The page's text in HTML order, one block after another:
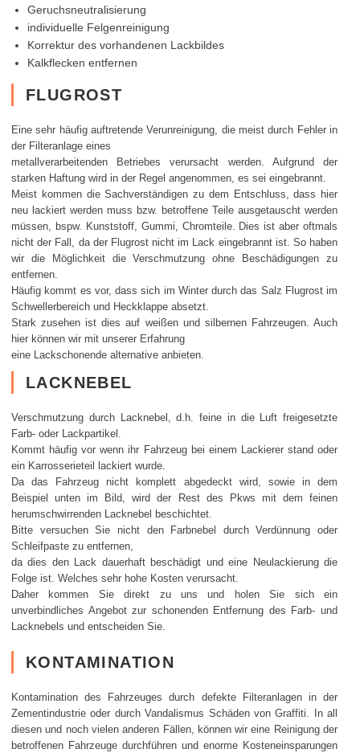
Geruchsneutralisierung
individuelle Felgenreinigung
Korrektur des vorhandenen Lackbildes
Kalkflecken entfernen
FLUGROST
Eine sehr häufig auftretende Verunreinigung, die meist durch Fehler in
der Filteranlage eines
metallverarbeitenden Betriebes verursacht werden. Aufgrund der
starken Haftung wird in der Regel angenommen, es sei eingebrannt.
Meist kommen die Sachverständigen zu dem Entschluss, dass hier
neu lackiert werden muss bzw. betroffene Teile ausgetauscht werden
müssen, bspw. Kunststoff, Gummi, Chromteile. Dies ist aber oftmals
nicht der Fall, da der Flugrost nicht im Lack eingebrannt ist. So haben
wir die Möglichkeit die Verschmutzung ohne Beschädigungen zu
entfernen.
Häufig kommt es vor, dass sich im Winter durch das Salz Flugrost im
Schwellerbereich und Heckklappe absetzt.
Stark zusehen ist dies auf weißen und silbernen Fahrzeugen. Auch
hier können wir mit unserer Erfahrung
eine Lackschonende alternative anbieten.
LACKNEBEL
Verschmutzung durch Lacknebel, d.h. feine in die Luft freigesetzte
Farb- oder Lackpartikel.
Kommt häufig vor wenn ihr Fahrzeug bei einem Lackierer stand oder
ein Karrosserieteil lackiert wurde.
Da das Fahrzeug nicht komplett abgedeckt wird, sowie in dem
Beispiel unten im Bild, wird der Rest des Pkws mit dem feinen
herumschwirrenden Lacknebel beschichtet.
Bitte versuchen Sie nicht den Farbnebel durch Verdünnung oder
Schleifpaste zu entfernen,
da dies den Lack dauerhaft beschädigt und eine Neulackierung die
Folge ist. Welches sehr hohe Kosten verursacht.
Daher kommen Sie direkt zu uns und holen Sie sich ein
unverbindliches Angebot zur schonenden Entfernung des Farb- und
Lacknebels und entscheiden Sie.
KONTAMINATION
Kontamination des Fahrzeuges durch defekte Filteranlagen in der
Zementindustrie oder durch Vandalismus Schäden von Graffiti. In all
diesen und noch vielen anderen Fällen, können wir eine Reinigung der
betroffenen Fahrzeuge durchführen und enorme Kosteneinsparungen